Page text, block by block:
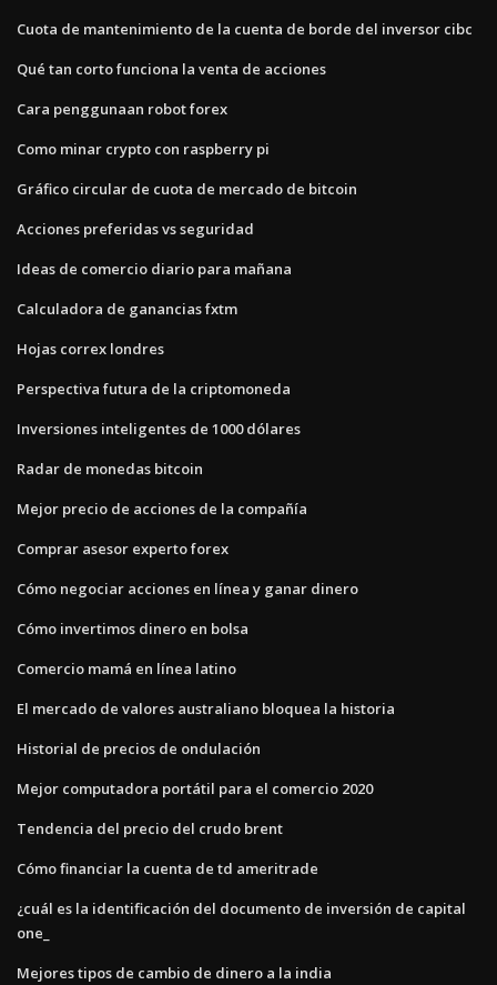
Cuota de mantenimiento de la cuenta de borde del inversor cibc
Qué tan corto funciona la venta de acciones
Cara penggunaan robot forex
Como minar crypto con raspberry pi
Gráfico circular de cuota de mercado de bitcoin
Acciones preferidas vs seguridad
Ideas de comercio diario para mañana
Calculadora de ganancias fxtm
Hojas correx londres
Perspectiva futura de la criptomoneda
Inversiones inteligentes de 1000 dólares
Radar de monedas bitcoin
Mejor precio de acciones de la compañía
Comprar asesor experto forex
Cómo negociar acciones en línea y ganar dinero
Cómo invertimos dinero en bolsa
Comercio mamá en línea latino
El mercado de valores australiano bloquea la historia
Historial de precios de ondulación
Mejor computadora portátil para el comercio 2020
Tendencia del precio del crudo brent
Cómo financiar la cuenta de td ameritrade
¿cuál es la identificación del documento de inversión de capital
one_
Mejores tipos de cambio de dinero a la india